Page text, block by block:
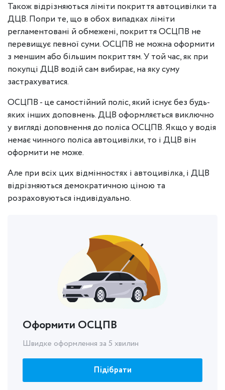
Також відрізняються ліміти покриття автоцивілки та
ДЦВ. Попри те, що в обох випадках ліміти
регламентовані й обмежені, покриття ОСЦПВ не
перевищує певної суми. ОСЦПВ не можна оформити
з меншим або більшим покриттям. У той час, як при
покупці ДЦВ водій сам вибирає, на яку суму
застрахуватися.
ОСЦПВ - це самостійний поліс, який існує без будь-
яких інших доповнень. ДЦВ оформляється виключно
у вигляді доповнення до поліса ОСЦПВ. Якщо у водія
немає чинного поліса автоцивілки, то і ДЦВ він
оформити не може.
Але при всіх цих відмінностях і автоцивілка, і ДЦВ
відрізняються демократичною ціною та
розраховуються індивідуально.
Оформити ОСЦПВ
Швидке оформлення за 5 хвилин
Підібрати